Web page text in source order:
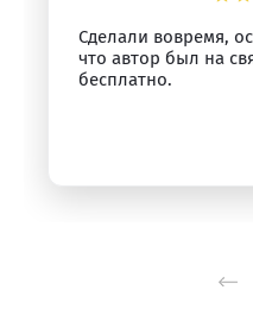
Сделали вовремя,
что автор был на
бесплатно.